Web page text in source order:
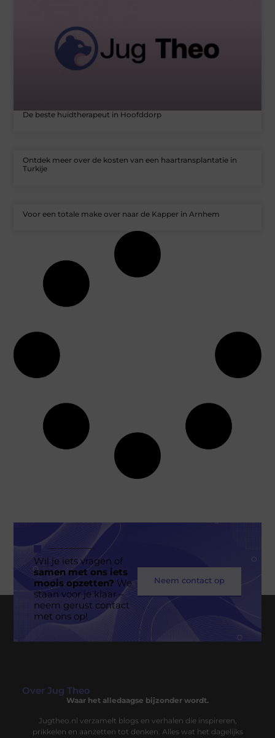
De beste huidtherapeut in Hoofddorp
Ontdek meer over de kosten van een haartransplantatie in
Turkije
Voor een totale make over naar de Kapper in Arnhem
Wil je iets vragen of
samen met ons iets
moois opzetten? We
staan voor je klaar –
neem gerust contact
met ons op!
Neem contact op
Over Jug Theo
Waar het alledaagse bijzonder wordt.
Jugtheo.nl verzamelt blogs en verhalen die inspireren,
prikkelen en aanzetten tot denken. Alles wat het dagelijks